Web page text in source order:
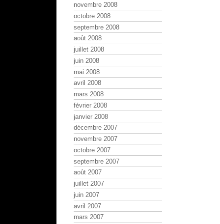
novembre 2008
octobre 2008
septembre 2008
août 2008
juillet 2008
juin 2008
mai 2008
avril 2008
mars 2008
février 2008
janvier 2008
décembre 2007
novembre 2007
octobre 2007
septembre 2007
août 2007
juillet 2007
juin 2007
avril 2007
mars 2007